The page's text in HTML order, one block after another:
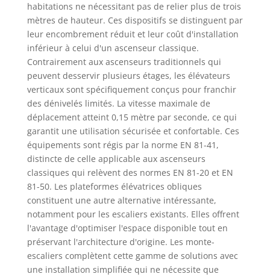
habitations ne nécessitant pas de relier plus de trois
mètres de hauteur. Ces dispositifs se distinguent par
leur encombrement réduit et leur coût d'installation
inférieur à celui d'un ascenseur classique.
Contrairement aux ascenseurs traditionnels qui
peuvent desservir plusieurs étages, les élévateurs
verticaux sont spécifiquement conçus pour franchir
des dénivelés limités. La vitesse maximale de
déplacement atteint 0,15 mètre par seconde, ce qui
garantit une utilisation sécurisée et confortable. Ces
équipements sont régis par la norme EN 81-41,
distincte de celle applicable aux ascenseurs
classiques qui relèvent des normes EN 81-20 et EN
81-50. Les plateformes élévatrices obliques
constituent une autre alternative intéressante,
notamment pour les escaliers existants. Elles offrent
l'avantage d'optimiser l'espace disponible tout en
préservant l'architecture d'origine. Les monte-
escaliers complètent cette gamme de solutions avec
une installation simplifiée qui ne nécessite que